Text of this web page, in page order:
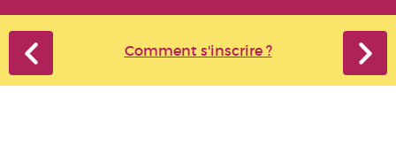
Comment s'inscrire ?